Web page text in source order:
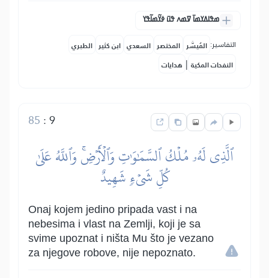
ߘߟߊߡߌߘߊ߫ ߜߘߍ ߟߎ߫ ߦߌ߬ߘߊ߬ߟߌ
التفاسير: المُيسَّر المختصر السعدي ابن كثير الطبري
النفحات المكية | هدايات
9
:
85
ٱلَّذِي لَهُۥ مُلۡكُ ٱلسَّمَٰوَٰتِ وَٱلۡأَرۡضِۚ وَٱللَّهُ عَلَىٰ
كُلِّ شَيۡءٖ شَهِيدٌ
Onaj kojem jedino pripada vast i na
nebesima i vlast na Zemlji, koji je sa
svime upoznat i ništa Mu što je vezano
za njegove robove, nije nepoznato.